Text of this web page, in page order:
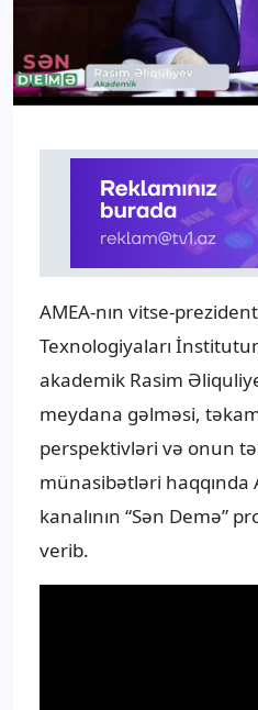
AMEA-nın vitse-
Texnologiyaları
akademik Rasim
meydana gəlməsi,
perspektivləri və onun
münasibətləri haqqında
kanalının “Sən Demə”
verib.